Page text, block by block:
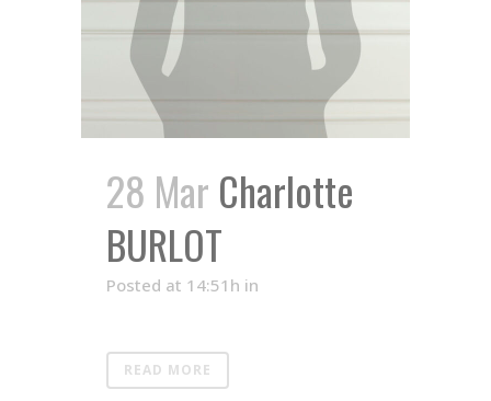
28 Mar Charlotte
BURLOT
Posted at 14:51h in
READ MORE